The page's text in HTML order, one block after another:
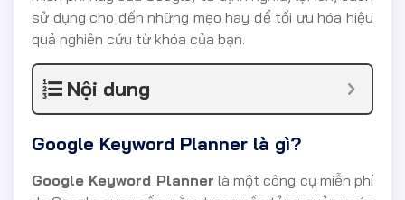
sử dụng cho đến những mẹo hay để tối ưu hóa hiệu
quả nghiên cứu từ khóa của bạn.
Nội dung
Google Keyword Planner là gì?
Google Keyword Planner là một công cụ miễn phí